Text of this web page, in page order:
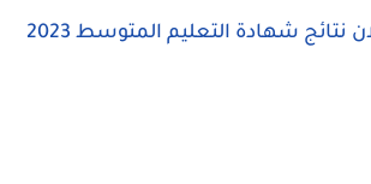
متى يتم اعلان نتائج شهادة التعليم المتوسط 2023